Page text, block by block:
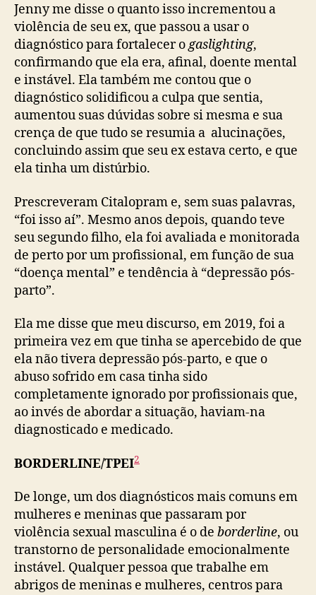
Jenny me disse o quanto isso incrementou a
violência de seu ex, que passou a usar o
diagnóstico para fortalecer ogaslighting,
confirmando que ela era, afinal, doente mental
e instável. Ela também me contou que o
diagnóstico solidificou a culpa que sentia,
aumentou suas dúvidas sobre si mesma e sua
crença de que tudo se resumia a alucinações,
concluindo assim que seu ex estava certo, e que
ela tinha um distúrbio.
Prescreveram Citalopram e, sem suas palavras,
“foi isso aí”. Mesmo anos depois, quando teve
seu segundo filho, ela foi avaliada e monitorada
de perto por um profissional, em função de sua
“doença mental” e tendência à “depressão pós-
parto”.
Ela me disse que meu discurso, em 2019, foi a
primeira vez em que tinha se apercebido de que
ela não tivera depressão pós-parto, e que o
abuso sofrido em casa tinha sido
completamente ignorado por profissionais que,
ao invés de abordar a situação, haviam-na
diagnosticado e medicado.
BORDERLINE/TPEI2
De longe, um dos diagnósticos mais comuns em
mulheres e meninas que passaram por
violência sexual masculina é o de borderline, ou
transtorno de personalidade emocionalmente
instável. Qualquer pessoa que trabalhe em
abrigos de meninas e mulheres, centros para